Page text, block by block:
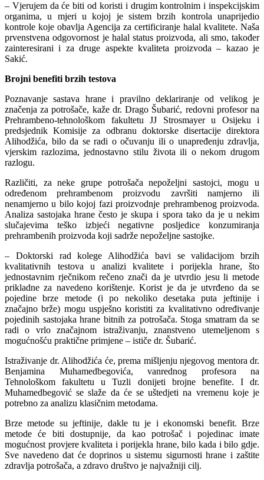
– Vjerujem da će biti od koristi i drugim kontrolnim i inspekcijskim
organima, u mjeri u kojoj je sistem brzih kontrola unaprijedio
kontrole koje obavlja Agencija za certificiranje halal kvalitete. Naša
prvenstvena odgovornost je halal status proizvoda, ali smo, također
zainteresirani i za druge aspekte kvaliteta proizvoda – kazao je
Sakić.
Brojni benefiti brzih testova
Poznavanje sastava hrane i pravilno deklariranje od velikog je
značenja za potrošače, kaže dr. Drago Šubarić, redovni profesor na
Prehrambeno-tehnološkom fakultetu JJ Strosmayer u Osijeku i
predsjednik Komisije za odbranu doktorske disertacije direktora
Alihodžića, bilo da se radi o očuvanju ili o unapređenju zdravlja,
vjerskim razlozima, jednostavno stilu života ili o nekom drugom
razlogu.
Različiti, za neke grupe potrošača nepoželjni sastojci, mogu u
određenom prehrambenom proizvodu završiti namjerno ili
nenamjerno u bilo kojoj fazi proizvodnje prehrambenog proizvoda.
Analiza sastojaka hrane često je skupa i spora tako da je u nekim
slučajevima teško izbjeći negativne posljedice konzumiranja
prehrambenih proizvoda koji sadrže nepoželjne sastojke.
– Doktorski rad kolege Alihodžića bavi se validacijom brzih
kvalitativnih testova u analizi kvalitete i porijekla hrane, što
jednostavnim rječnikom rečeno znači da je utvrdio jesu li metode
prikladne za navedeno korištenje. Korist je da je utvrđeno da se
pojedine brze metode (i po nekoliko desetaka puta jeftinije i
značajno brže) mogu uspješno koristiti za kvalitativno određivanje
pojedinih sastojaka hrane bitnih za potrošača. Stoga smatram da se
radi o vrlo značajnom istraživanju, znanstveno utemeljenom s
mogućnošću praktične primjene – ističe dr. Šubarić.
Istraživanje dr. Alihodžića će, prema mišljenju njegovog mentora dr.
Benjamina Muhamedbegovića, vanrednog profesora na
Tehnološkom fakultetu u Tuzli donijeti brojne benefite. I dr.
Muhamedbegović se slaže da će se uštedjeti na vremenu koje je
potrebno za analizu klasičnim metodama.
Brze metode su jeftinije, dakle tu je i ekonomski benefit. Brze
metode će biti dostupnije, da kao potrošač i pojedinac imate
mogućnost provjere kvaliteta i porijekla hrane, bilo kada i bilo gdje.
Sve navedeno dat će doprinos u sistemu sigurnosti hrane i zaštite
zdravlja potrošača, a zdravo društvo je najvažniji cilj.